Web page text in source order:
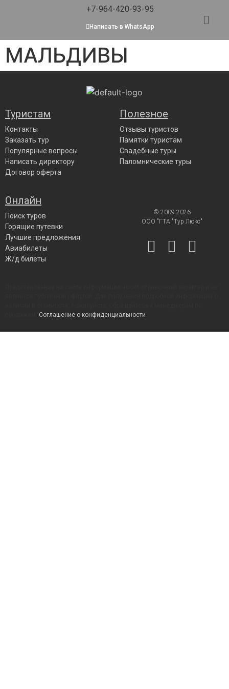
+7-964-420-93-95
Написать в WhatsApp
МАЛЬДИВЫ
© 2009-2026
ООО "ГТА "Тур Люкс"
Онлайн
Поиск туров
Горящие путевки
Лучшие предложения
Авиабилеты
Ж/д билеты
Полезное
Отзывы туристов
Памятки туристам
Свадебные туры
Паломнические туры
Туристам
Контакты
Заказать тур
Популярные вопросы
Написать директору
Договор оферта
Соглашение о конфиденциальности